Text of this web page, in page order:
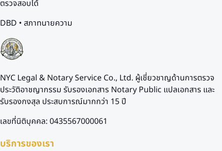
ตรวจสอบได้
DBD • สภาทนายความ
NYC Legal & Notary Service Co., Ltd. ผู้เชี่ยวชาญด้านการตรวจ
ประวัติอาชญากรรม รับรองเอกสาร Notary Public แปลเอกสาร และ
รับรองกงสุล ประสบการณ์มากกว่า 15 ปี
เลขที่นิติบุคคล: 0435567000061
บริการของเรา